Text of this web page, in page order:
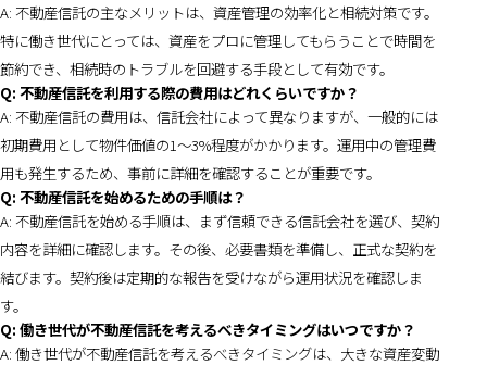
A: 不動産信託の主なメリットは、資産管理の効率化と相続対策です。
特に働き世代にとっては、資産をプロに管理してもらうことで時間を
節約でき、相続時のトラブルを回避する手段として有効です。
Q: 不動産信託を利用する際の費用はどれくらいですか？
A: 不動産信託の費用は、信託会社によって異なりますが、一般的には
初期費用として物件価値の1〜3%程度がかかります。運用中の管理費
用も発生するため、事前に詳細を確認することが重要です。
Q: 不動産信託を始めるための手順は？
A: 不動産信託を始める手順は、まず信頼できる信託会社を選び、契約
内容を詳細に確認します。その後、必要書類を準備し、正式な契約を
結びます。契約後は定期的な報告を受けながら運用状況を確認しま
す。
Q: 働き世代が不動産信託を考えるべきタイミングはいつですか？
A: 働き世代が不動産信託を考えるべきタイミングは、大きな資産変動